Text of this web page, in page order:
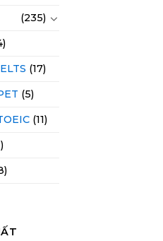
(235)
(17)
(5)
(11)